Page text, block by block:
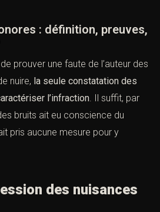
: définition, preuves,
de prouver une faute de l’auteur des
nuire, la seule constatation des
l’infraction. Il suffit, par
bruits ait eu conscience du
pris aucune mesure pour y
des nuisances